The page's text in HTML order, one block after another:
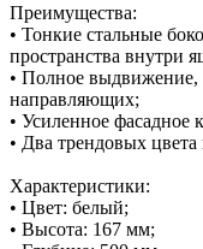
Преимущества:
• Тонкие стальные
пространства внутри
• Полное выдвижение,
направляющих;
• Усиленное фасадное
• Два трендовых
Характеристики:
• Цвет: белый;
• Высота: 167 мм;